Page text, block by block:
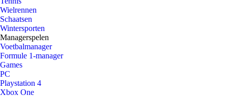
Wielrennen
Schaatsen
Wintersporten
Managerspelen
Voetbalmanager
Formule 1-manager
Games
PC
Playstation 4
Xbox One